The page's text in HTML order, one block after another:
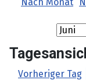
Nach Monat
Vorheriger Tag